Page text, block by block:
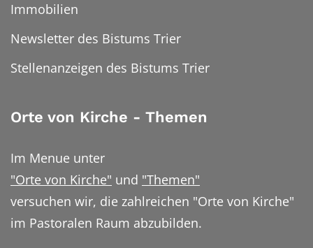
Immobilien
Newsletter des Bistums Trier
Stellenanzeigen des Bistums Trier
Orte von Kirche - Themen
Im Menue unter
"Orte von Kirche" und "Themen"
versuchen wir, die zahlreichen "Orte von Kirche"
im Pastoralen Raum abzubilden.